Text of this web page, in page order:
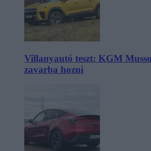
Villanyautó teszt: KGM
zavarba hozni